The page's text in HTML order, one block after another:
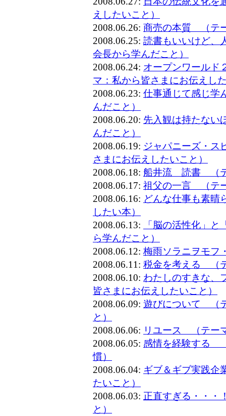
えしたいこと）
2008.06.26: 商売の本質 （テ
2008.06.25: 読書もいいけど、
会長から学んだこと）
2008.06.24: オープンワール
マ：私から皆さまにお伝えし
2008.06.23: 仕事通じて感じ学
んだこと）
2008.06.20: 先入観は持たな
んだこと）
2008.06.19: ジャパニーズ・
さまにお伝えしたいこと）
2008.06.18: 船井流 読書 （テ
2008.06.17: 祖父の一言 （テ
2008.06.16: どんな仕事も素
したい本）
2008.06.13:
「脳の活性化」
ら学んだこと）
2008.06.12: 梅雨ソラニヲモフ
2008.06.11: 税金を考える （
2008.06.10: わたしのすきな
皆さまにお伝えしたいこと）
2008.06.09: 遊びについて （
と）
2008.06.06: リユース （テー
2008.06.05: 感情を経験する
慣）
2008.06.04: ギブ＆ギブ実践
たいこと）
2008.06.03: 正直すぎる・・
と）